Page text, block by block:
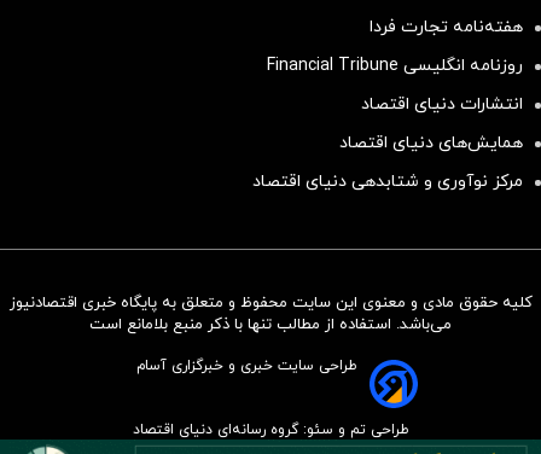
سرمایه‌گذاری همسنگ با شاخص
هفته‌نامه تجارت فردا
روزنامه انگلیسی Financial Tribune
انتشارات دنیای اقتصاد
همایش‌های دنیای اقتصاد
مرکز نوآوری و شتابدهی دنیای اقتصاد
کلیه حقوق مادی و معنوی این سایت محفوظ و متعلق به پایگاه خبری اقتصادنیوز
می‌باشد. استفاده از مطالب تنها با ذکر منبع بلامانع است
طراحی سایت خبری و خبرگزاری آسام
طراحی تم و سئو: گروه رسانه‌ای دنیای اقتصاد